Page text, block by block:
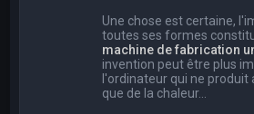
Une chose est certaine,
toutes ses formes
machine de fabrication
invention peut être plus
l'ordinateur qui ne produit
que de la chaleur...